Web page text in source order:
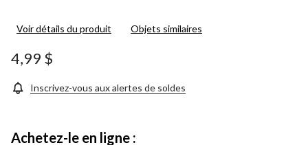
Voir détails du produit Objets similaires
4,99 $
Inscrivez-vous aux alertes de soldes
Achetez-le en ligne :